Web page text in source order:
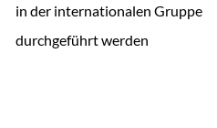
in der internationalen Gruppe
durchgeführt werden